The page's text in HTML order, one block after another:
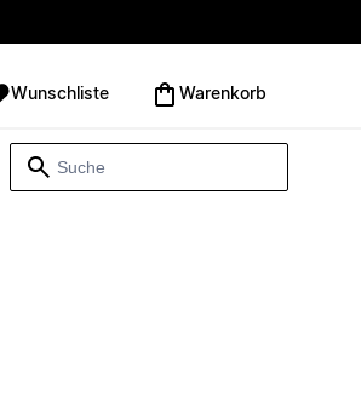
Wunschliste Warenkorb